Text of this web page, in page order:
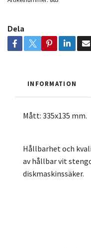
Dela
INFORMATION
Mått: 335x135 mm.
Hållbarhet och
av hållbar vit
diskmaskinssäker.